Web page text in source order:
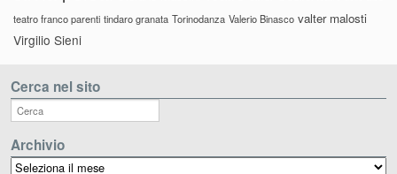
teatro franco parenti tindaro granata Torinodanza Valerio Binasco valter malosti
Virgilio Sieni
Cerca nel sito
Archivio
Archivio